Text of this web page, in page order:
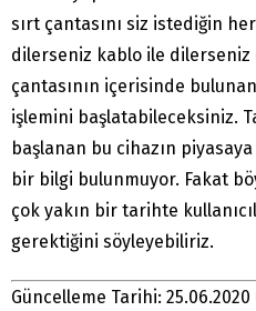
sırt çantasını siz istediğin
dilerseniz kablo ile
çantasının içerisinde
işlemini başlatabileceksiniz.
başlanan bu cihazın
bir bilgi bulunmuyor. Fakat
çok yakın bir tarihte
gerektiğini söyleyebiliriz.
Güncelleme Tarihi: 25.06.2020